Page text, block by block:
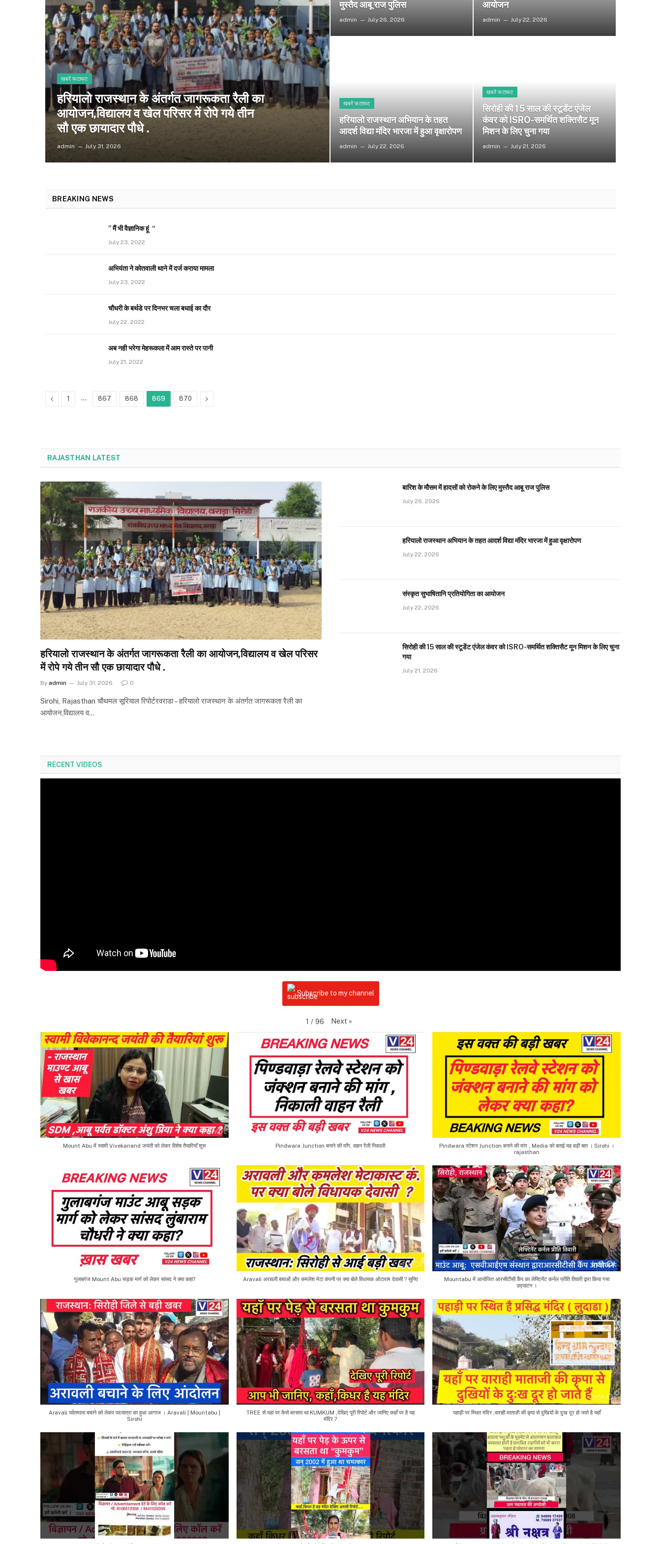
खबरें फटाफट
हरियालो राजस्थान के अंतर्गत जागरूकता रैली का
आयोजन,विद्यालय व खेल परिसर में रोपे गये तीन
सौ एक छायादार पौधे .
admin July 31, 2026
मुस्तैद आबू राज पुलिस
admin July 26, 2026
खबरें फटाफट
हरियालो राजस्थान अभियान के तहत
आदर्श विद्या मंदिर भारजा में हुआ वृक्षारोपण
admin July 22, 2026
आयोजन
admin July 22, 2026
खबरें फटाफट
सिरोही की 15 साल की स्टूडेंट एंजेल
कंवर को ISRO-समर्थित शक्तिसैट मून
मिशन के लिए चुना गया
admin July 21, 2026
BREAKING NEWS
” मैं भी वैज्ञानिक हूं “
July 23, 2022
अभियंता ने कोतवाली थाने में दर्ज कराया मामला
July 23, 2022
चौधरी के बर्थडे पर दिनभर चला बधाई का दौर
July 22, 2022
अब नही भरेगा मेहरूकला में आम रास्ते पर पानी
July 21, 2022
Previous
1 … 867 868 869 870 Next
RAJASTHAN LATEST
हरियालो राजस्थान के अंतर्गत जागरूकता रैली का आयोजन,विद्यालय व खेल परिसर
में रोपे गये तीन सौ एक छायादार पौधे .
By admin July 31, 2026 0
Sirohi, Rajasthan चौथमल सूरियाल रिपोर्टरवराडा – हरियालो राजस्थान के अंतर्गत जागरूकता रैली का
आयोजन,विद्यालय व…
बारिश के मौसम में हादसों को रोकने के लिए मुस्तैद आबू राज पुलिस
July 26, 2026
हरियालो राजस्थान अभियान के तहत आदर्श विद्या मंदिर भारजा में हुआ वृक्षारोपण
July 22, 2026
संस्कृत सुभाषितानि प्रतियोगिता का आयोजन
July 22, 2026
सिरोही की 15 साल की स्टूडेंट एंजेल कंवर को ISRO-समर्थित शक्तिसैट मून मिशन के लिए चुना
गया
July 21, 2026
RECENT VIDEOS
Subscribe to my channel
1 / 96 Next »
Mount Abu में स्वामी Vivekanand जयंती को लेकर विशेष तैयारियाँ शुरू Pindwara Junction बनाने की माँग, वाहन रैली निकाली
Pindwara स्टेशन Junction बनाने की मांग , Media को बताई यह बड़ी बात । Sirohi ।
rajasthan
गुलाबगंज Mount Abu सड़क मार्ग को लेकर सांसद ने क्या कहा? Aravali अरावली बचाओं और कमलेश मेटा कंपनी पर क्या बोले विधायक ओटाराम देवासी ? सुनिए
Mountabu में आयोजित आरसीटीसी कैंप का लेफ्टिनेंट कर्नल प्रीति तिवारी द्वारा किया गया
उद्घाटन ।
Aravali पर्वतमाला बचाने को लेकर पदयात्रा का हुआ आगाज । Aravali | Mountabu |
Sirohi
TREE से यहां पर कैसे बरसता था KUMKUM ,देखिए पूरी रिपोर्ट और जानिए कहाँ पर है यह
मंदिर ?
पहाड़ी पर स्थित मंदिर ,वाराही माताज़ी की कृपा से दुखियों के दुख दूर हो जाते है यहाँ